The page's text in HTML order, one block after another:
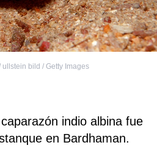
ullstein bild / Getty Images
indio albina fue
en Bardhaman.